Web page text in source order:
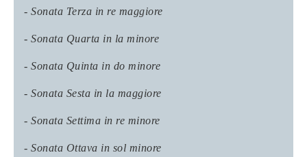
- Sonata Terza in re maggiore
- Sonata Quarta in la minore
- Sonata Quinta in do minore
- Sonata Sesta in la maggiore
- Sonata Settima in re minore
- Sonata Ottava in sol minore